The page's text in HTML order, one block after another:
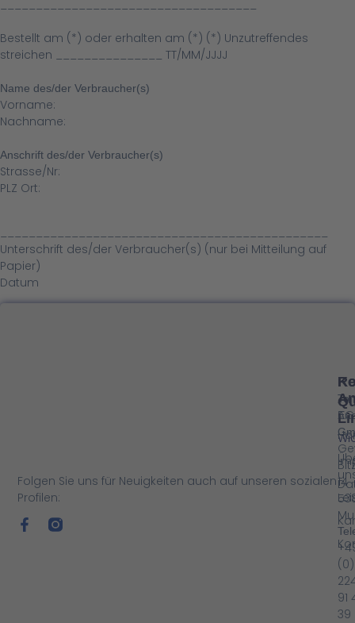
Bestellt am (*) oder erhalten am (*) (*) Unzutreffendes
streichen _______________ TT/MM/JJJJ
Name des/der Verbraucher(s)
Vorname:
Nachname:
Anschrift des/der Verbraucher(s)
Strasse/Nr:
PLZ Ort:
______________________________________________
Unterschrift des/der Verbraucher(s) (nur bei Mitteilung auf
Papier)
Datum
Folgen Sie uns für Neuigkeiten auch auf unseren sozialen
Profilen:
14
(0)
91
39